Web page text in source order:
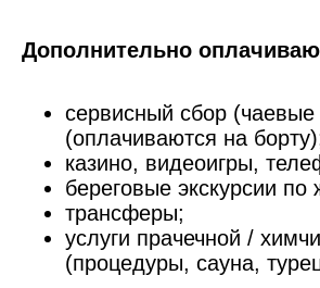
Дополнительно
сервисный сбор
(оплачиваются на
казино, видеоигры,
береговые экскурсии по
трансферы;
услуги прачечной /
(процедуры, сауна,